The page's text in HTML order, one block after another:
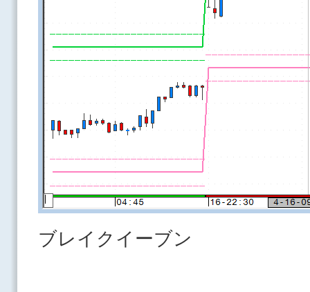
ブレイクイーブン